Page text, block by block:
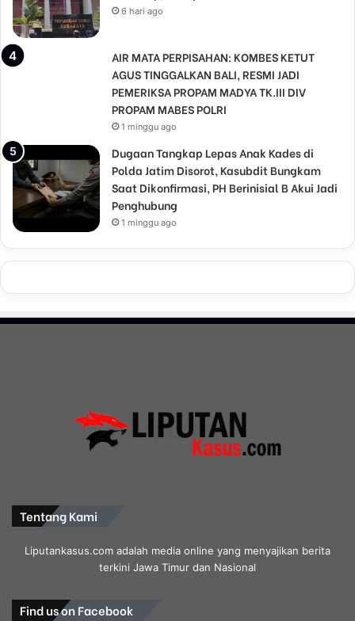
6 hari ago
AIR MATA PERPISAHAN: KOMBES KETUT
AGUS TINGGALKAN BALI, RESMI JADI
PEMERIKSA PROPAM MADYA TK.III DIV
PROPAM MABES POLRI
1 minggu ago
Dugaan Tangkap Lepas Anak Kades di
Polda Jatim Disorot, Kasubdit Bungkam
Saat Dikonfirmasi, PH Berinisial B Akui Jadi
Penghubung
1 minggu ago
Tentang Kami
Liputankasus.com adalah media online yang menyajikan berita
terkini Jawa Timur dan Nasional
Find us on Facebook